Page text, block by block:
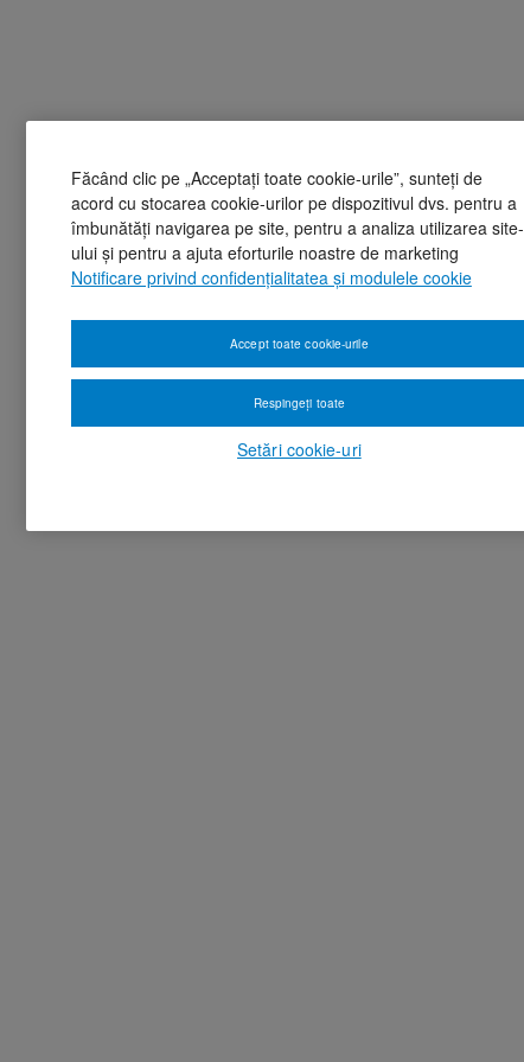
Făcând clic pe „Acceptați toate cookie-urile”, sunteți de
acord cu stocarea cookie-urilor pe dispozitivul dvs. pentru a
îmbunătăți navigarea pe site, pentru a analiza utilizarea site-
ului și pentru a ajuta eforturile noastre de marketing
Notificare privind confidențialitatea și modulele cookie
Setări cookie-uri
Respingeți toate
Accept toate cookie-urile